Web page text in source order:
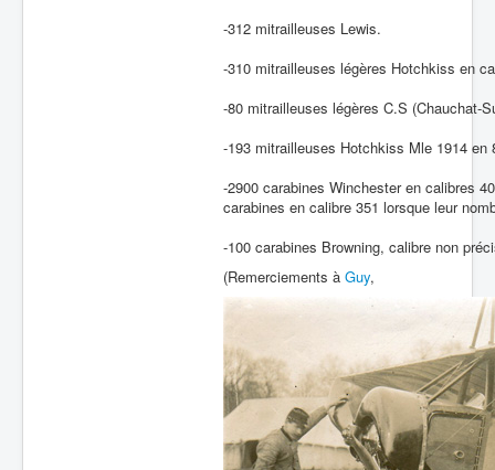
-312 mitrailleuses Lewis.
-310 mitrailleuses légères Hotchkiss en
-80 mitrailleuses légères C.S (Chauchat-
-193 mitrailleuses Hotchkiss Mle 1914 en
-2900 carabines Winchester en calibres
carabines en calibre 351 lorsque leur
-100 carabines Browning, calibre non
(Remerciements à Guy,